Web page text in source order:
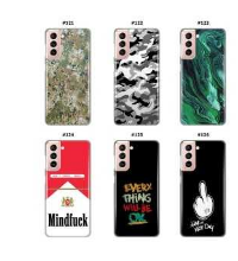
Sportski motivi
Mix